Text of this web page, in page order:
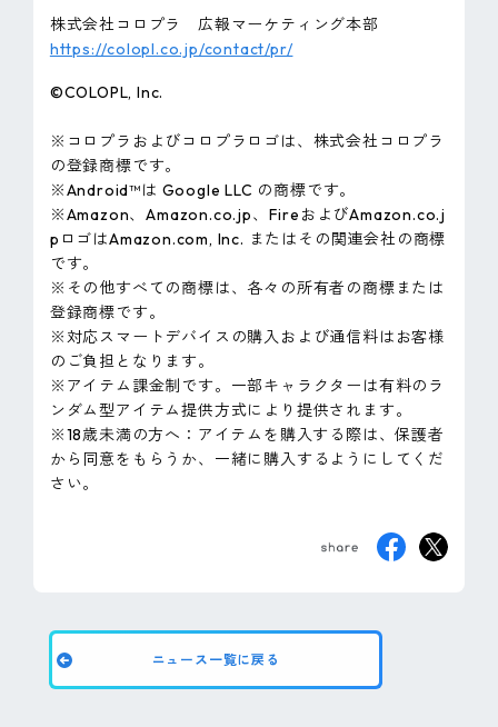
株式会社コロプラ 広報マーケティング本部
https://colopl.co.jp/contact/pr/
©COLOPL, lnc.
※コロプラおよびコロプラロゴは、株式会社コロプラ
の登録商標です。
※Android™は Google LLC の商標です。
※Amazon、Amazon.co.jp、FireおよびAmazon.co.j
pロゴはAmazon.com, Inc. またはその関連会社の商標
です。
※その他すべての商標は、各々の所有者の商標または
登録商標です。
※対応スマートデバイスの購入および通信料はお客様
のご負担となります。
※アイテム課金制です。一部キャラクターは有料のラ
ンダム型アイテム提供方式により提供されます。
※18歳未満の方へ：アイテムを購入する際は、保護者
から同意をもらうか、一緒に購入するようにしてくだ
さい。
ニュース一覧に戻る